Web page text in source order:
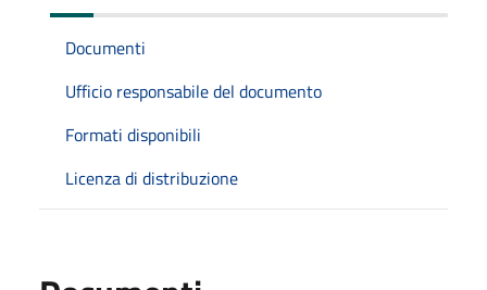
Documenti
Ufficio responsabile del documento
Formati disponibili
Licenza di distribuzione